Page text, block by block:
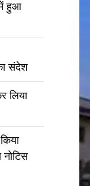
हुआ
संदेश
लिया
नोटिस